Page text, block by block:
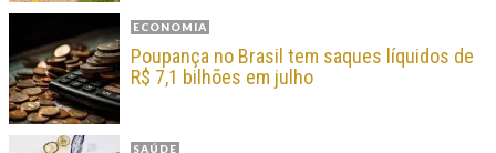
ECONOMIA
Poupança no Brasil tem saques líquidos de
R$ 7,1 bilhões em julho
SAÚDE